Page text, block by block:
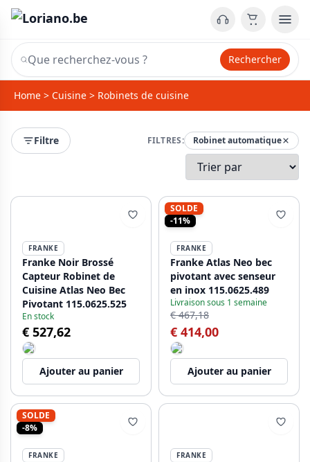
Rechercher
Home > Cuisine > Robinets de cuisine
Filtre FILTRES: Robinet automatique
FRANKE
Franke Noir Brossé
Capteur Robinet de
Cuisine Atlas Neo Bec
Pivotant 115.0625.525
En stock
€ 527,62
Ajouter au panier
SOLDE
-11%
FRANKE
Franke Atlas Neo bec
pivotant avec senseur
en inox 115.0625.489
Livraison sous 1 semaine
€ 467,18
€ 414,00
Ajouter au panier
SOLDE
-8%
FRANKE FRANKE